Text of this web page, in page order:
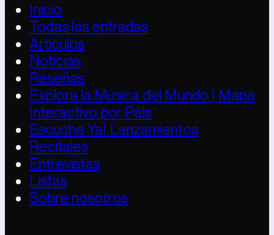
Inicio
Todas las entradas
Artículos
Noticias
Reseñas
Explora la Música del Mundo | Mapa
Interactivo por País
Escuche Ya! Lanzamientos
Recitales
Entrevistas
Listas
Sobre nosotros